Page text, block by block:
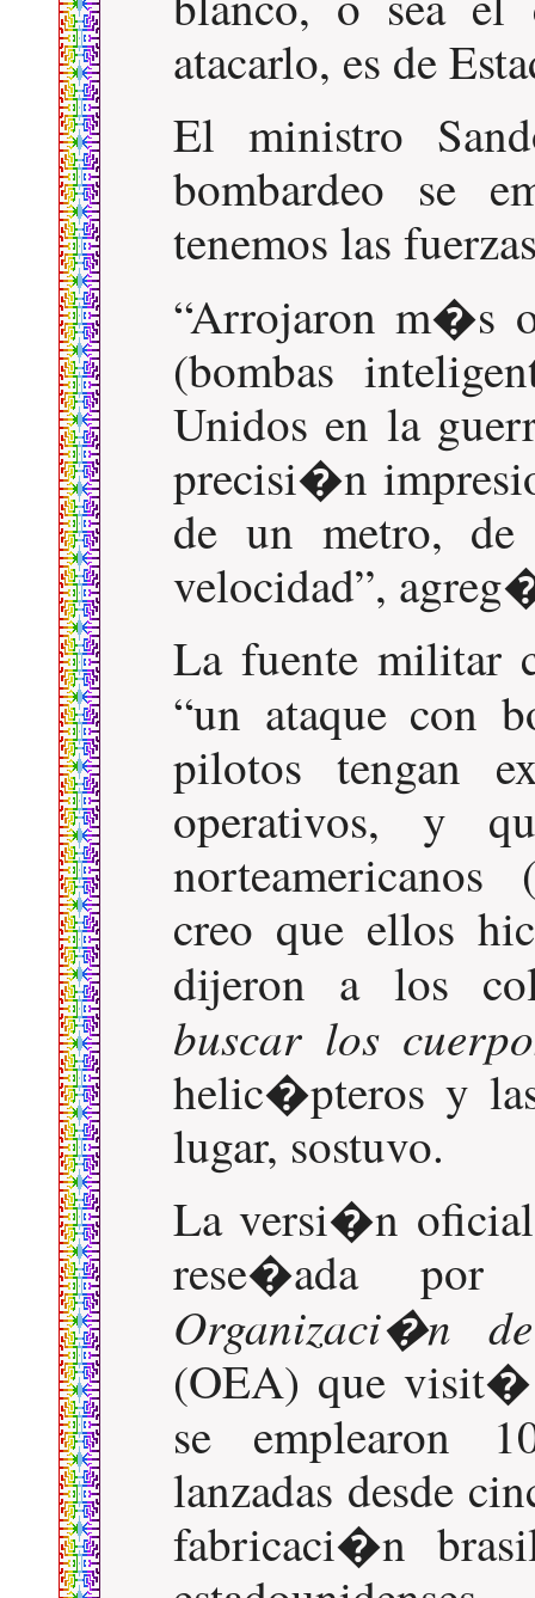
atacarlo, es de
El ministro
bombardeo se
tenemos las
Arrojaron m�s
(bombas
Unidos en la
precisi�n
de un metro, de
velocidad ,
La fuente militar
un ataque con
pilotos tengan
operativos, y
norteamericanos
creo que ellos
dijeron a los
buscar los
helic�pteros y
lugar, sostuvo.
La versi�n
rese�ada
Organizaci�n
(OEA) que visit�
se emplearon
lanzadas desde
fabricaci�n